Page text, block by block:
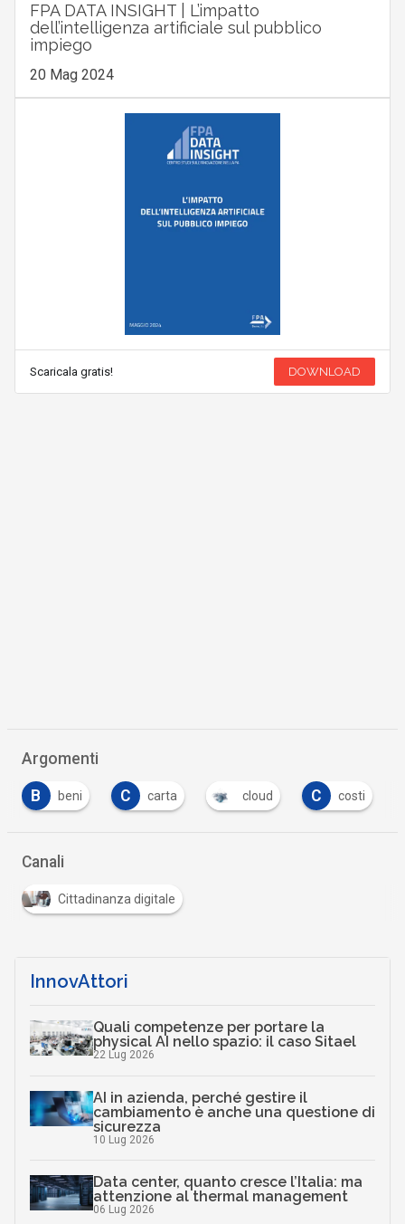
FPA DATA INSIGHT | L’impatto
dell’intelligenza artificiale sul pubblico
impiego
20 Mag 2024
Scaricala gratis! DOWNLOAD
Argomenti
C carta cloud C costi C crisi
Canali
Cittadinanza digitale
InnovAttori
Quali competenze per portare la
physical AI nello spazio: il caso Sitael
22 Lug 2026
AI in azienda, perché gestire il
cambiamento è anche una questione di
sicurezza
10 Lug 2026
Data center, quanto cresce l’Italia: ma
attenzione al thermal management
06 Lug 2026